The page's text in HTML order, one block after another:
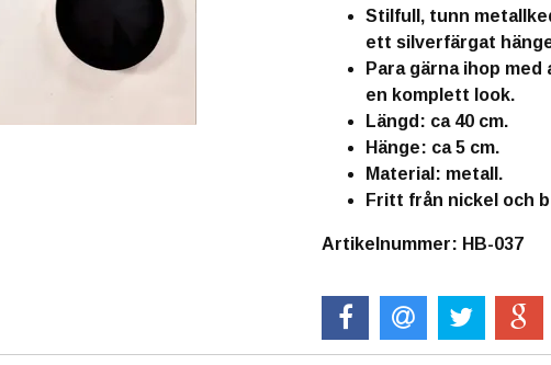
Stilfull, tunn
ett silverfärgat
Para gärna ihop
en komplett look.
Längd: ca 40 cm.
Hänge: ca 5 cm.
Material: metall.
Fritt från nickel och
Artikelnummer: HB-037